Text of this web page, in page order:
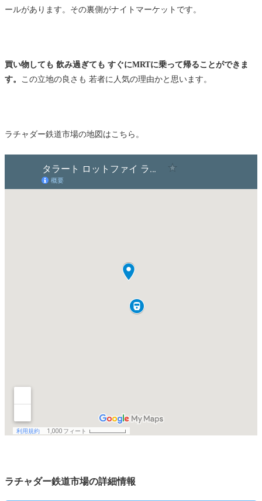
ールがあります。その裏側がナイトマーケットです。
買い物しても 飲み過ぎても すぐにMRTに乗って帰ることができま
す。
この立地の良さも 若者に人気の理由かと思います。
ラチャダー鉄道市場の地図はこちら。
ラチャダー鉄道市場の詳細情報